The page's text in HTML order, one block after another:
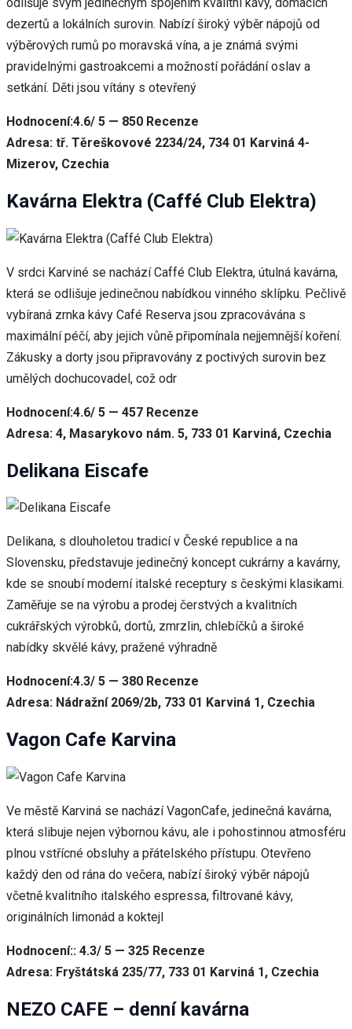
dezertů a lokálních surovin. Nabízí široký výběr nápojů od
výběrových rumů po moravská vína, a je známá svými
pravidelnými gastroakcemi a možností pořádání oslav a
setkání. Děti jsou vítány s otevřený
Hodnocení:4.6/ 5 — 850 Recenze
Adresa: tř. Těreškovové 2234/24, 734 01 Karviná 4-
Mizerov, Czechia
Kavárna Elektra (Caffé Club Elektra)
V srdci Karviné se nachází Caffé Club Elektra, útulná kavárna,
která se odlišuje jedinečnou nabídkou vinného sklípku. Pečlivě
vybíraná zrnka kávy Café Reserva jsou zpracovávána s
maximální péčí, aby jejich vůně připomínala nejjemnější koření.
Zákusky a dorty jsou připravovány z poctivých surovin bez
umělých dochucovadel, což odr
Hodnocení:4.6/ 5 — 457 Recenze
Adresa: 4, Masarykovo nám. 5, 733 01 Karviná, Czechia
Delikana Eiscafe
Delikana, s dlouholetou tradicí v České republice a na
Slovensku, představuje jedinečný koncept cukrárny a kavárny,
kde se snoubí moderní italské receptury s českými klasikami.
Zaměřuje se na výrobu a prodej čerstvých a kvalitních
cukrářských výrobků, dortů, zmrzlin, chlebíčků a široké
nabídky skvělé kávy, pražené výhradně
Hodnocení:4.3/ 5 — 380 Recenze
Adresa: Nádražní 2069/2b, 733 01 Karviná 1, Czechia
Vagon Cafe Karvina
Ve městě Karviná se nachází VagonCafe, jedinečná kavárna,
která slibuje nejen výbornou kávu, ale i pohostinnou atmosféru
plnou vstřícné obsluhy a přátelského přístupu. Otevřeno
každý den od rána do večera, nabízí široký výběr nápojů
včetně kvalitního italského espressa, filtrované kávy,
originálních limonád a koktejl
Hodnocení:: 4.3/ 5 — 325 Recenze
Adresa: Fryštátská 235/77, 733 01 Karviná 1, Czechia
NEZO CAFE – denní kavárna